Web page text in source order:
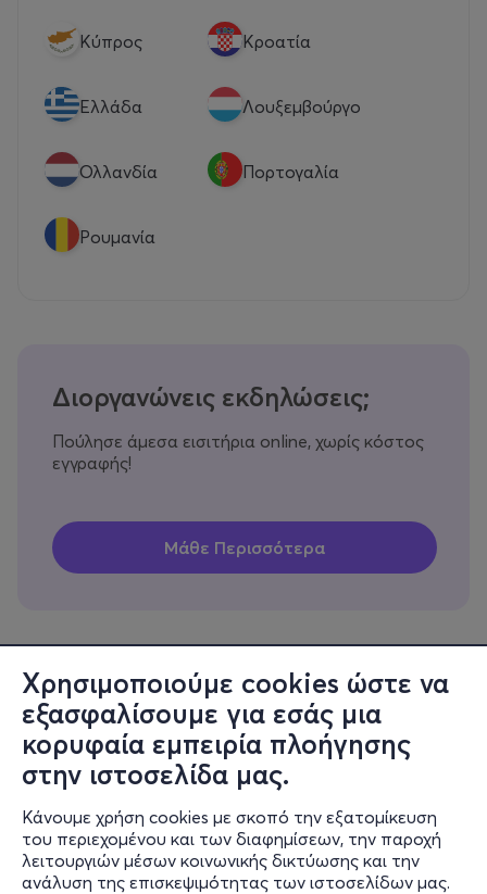
Χρησιμοποιούμε cookies ώστε να
εξασφαλίσουμε για εσάς μια
κορυφαία εμπειρία πλοήγησης
στην ιστοσελίδα μας.
Κάνουμε χρήση cookies με σκοπό την εξατομίκευση
του περιεχομένου και των διαφημίσεων, την παροχή
λειτουργιών μέσων κοινωνικής δικτύωσης και την
ανάλυση της επισκεψιμότητας των ιστοσελίδων μας.
Κύπρος Κροατία
Eλλάδα Λουξεμβούργο
Ολλανδία Πορτογαλία
Ρουμανία
Διοργανώνεις εκδηλώσεις;
Πούλησε άμεσα εισιτήρια online, χωρίς κόστος
εγγραφής!
Πληροφορίες
Υποστήριξη
Stay Connected